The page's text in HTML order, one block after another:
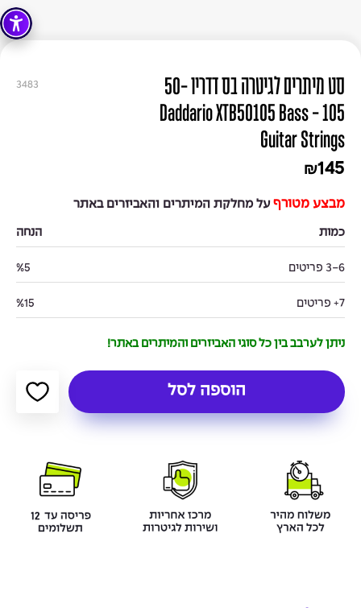
3483
סט מיתרים לגיטרה בס דדריו 50-
105 - Daddario XTB50105 Bass
Guitar Strings
₪145
מבצע מטורף על מחלקת המיתרים והאביזרים באתר
כמות הנחה
3-6 פריטים %5
7+ פריטים %15
ניתן לערבב בין כל סוגי האביזרים והמיתרים באתר!
הוספה לסל